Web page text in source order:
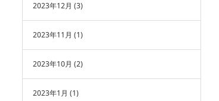
2023年12月 (3)
2023年11月 (1)
2023年10月 (2)
2023年1月 (1)